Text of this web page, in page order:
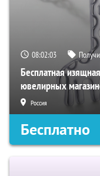
08:02:02
Бесплатная
ювелирных
Россия
Бесплатно